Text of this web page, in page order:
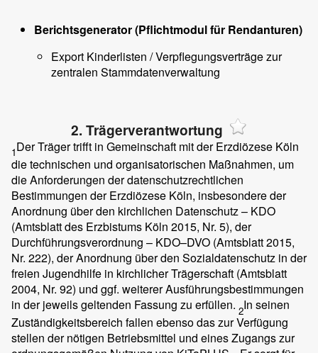
Berichtsgenerator (Pflichtmodul für Rendanturen)
Export Kinderlisten / Verpflegungsverträge zur
zentralen Stammdatenverwaltung
2. Trägerverantwortung
1Der Träger trifft in Gemeinschaft mit der Erzdiözese Köln
die technischen und organisatorischen Maßnahmen, um
die Anforderungen der datenschutzrechtlichen
Bestimmungen der Erzdiözese Köln, insbesondere der
Anordnung über den kirchlichen Datenschutz – KDO
(Amtsblatt des Erzbistums Köln 2015, Nr. 5), der
Durchführungsverordnung – KDO–DVO (Amtsblatt 2015,
Nr. 222), der Anordnung über den Sozialdatenschutz in der
freien Jugendhilfe in kirchlicher Trägerschaft (Amtsblatt
2004, Nr. 92) und ggf. weiterer Ausführungsbestimmungen
in der jeweils geltenden Fassung zu erfüllen. 2In seinen
Zuständigkeitsbereich fallen ebenso das zur Verfügung
stellen der nötigen Betriebsmittel und eines Zugangs zur